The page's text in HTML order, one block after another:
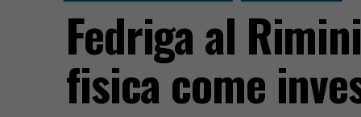
Fedriga al
fisica come